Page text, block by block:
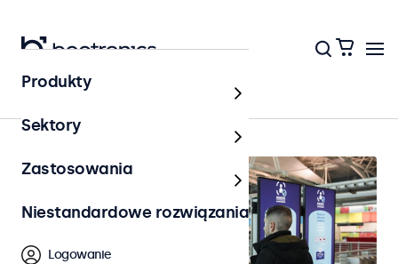
Kontrola dostępu
Produkty
Sektory
Zastosowania
Niestandardowe rozwiązania
Logowanie